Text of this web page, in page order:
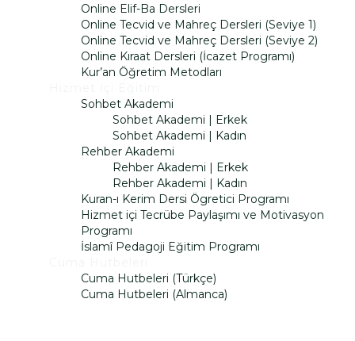
Online Elif-Ba Dersleri
Online Tecvid ve Mahreç Dersleri (Seviye 1)
Online Tecvid ve Mahreç Dersleri (Seviye 2)
Online Kıraat Dersleri (İcazet Programı)
Kur’an Öğretim Metodları
Sohbet Akademi
Sohbet Akademi | Erkek
Sohbet Akademi | Kadın
Rehber Akademi
Rehber Akademi | Erkek
Rehber Akademi | Kadın
Kuran-ı Kerim Dersi Ögretici Programı
Hizmet içi Tecrübe Paylaşımı ve Motivasyon
Programı
İslamî Pedagoji Eğitim Programı
Cuma Hutbeleri (Türkçe)
Cuma Hutbeleri (Almanca)